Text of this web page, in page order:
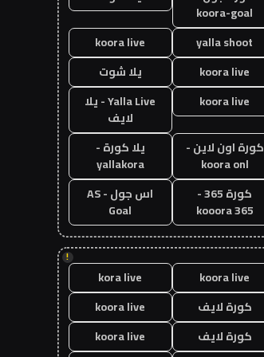
koora-goal
yalla shoot
koora live
koora live
يلا شوت
koora live
Yalla Live - يلا
لايف
كورة اون لاين -
koora onl
يلا كورة -
yallakora
كورة 365 -
kooora 365
اس جول - AS
Goal
!
koora live
kora live
كورة لايف
koora live
كورة لايف
koora live